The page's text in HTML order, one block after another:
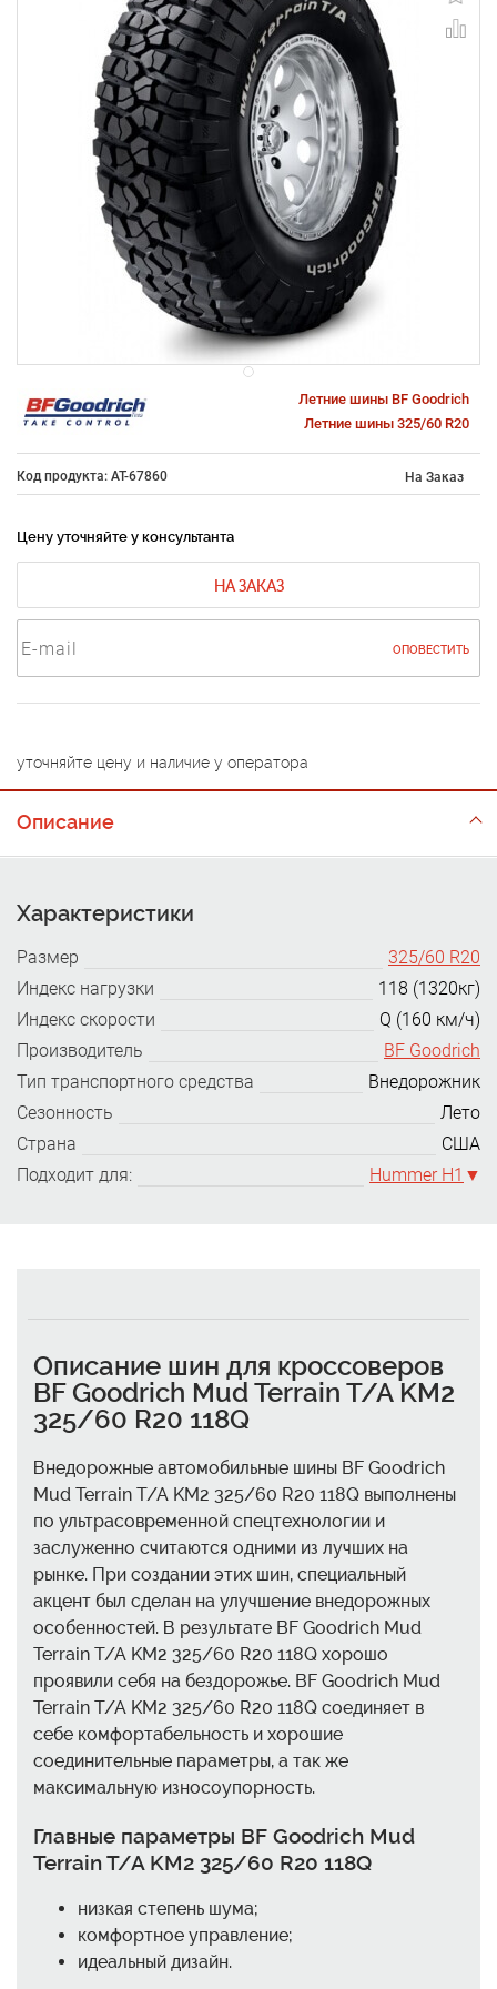
Летние шины BF Goodrich
Летние шины 325/60 R20
Код продукта: AT-67860 На Заказ
Цену уточняйте у консультанта
НА ЗАКАЗ
ОПОВЕСТИТЬ
уточняйте цену и наличие у оператора
Описание
Характеристики
Размер
325/60 R20
Индекс нагрузки
118 (1320кг)
Индекс скорости
Q (160 км/ч)
Производитель
BF Goodrich
Тип транспортного средства
Внедорожник
Сезонность
Лето
Страна
США
Подходит для:
Hummer H1
Описание шин для кроссоверов
BF Goodrich Mud Terrain T/A KM2
325/60 R20 118Q
Внедорожные автомобильные шины BF Goodrich
Mud Terrain T/A KM2 325/60 R20 118Q выполнены
по ультрасовременной спецтехнологии и
заслуженно считаются одними из лучших на
рынке. При создании этих шин, специальный
акцент был сделан на улучшение внедорожных
особенностей. В результате BF Goodrich Mud
Terrain T/A KM2 325/60 R20 118Q хорошо
проявили себя на бездорожье. BF Goodrich Mud
Terrain T/A KM2 325/60 R20 118Q соединяет в
себе комфортабельность и хорошие
соединительные параметры, а так же
максимальную износоупорность.
Главные параметры BF Goodrich Mud
Terrain T/A KM2 325/60 R20 118Q
низкая степень шума;
комфортное управление;
идеальный дизайн.